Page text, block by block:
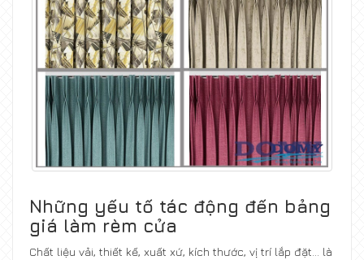
Những yếu tố tác động đến bảng
giá làm rèm cửa
Chất liệu vải, thiết kế, xuất xứ, kích thước, vị trí lắp đặt… là